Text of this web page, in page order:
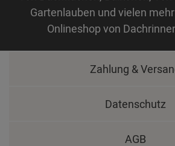
Gartenlauben und vielen
Onlineshop von
Zahlung &
Datenschutz
AGB